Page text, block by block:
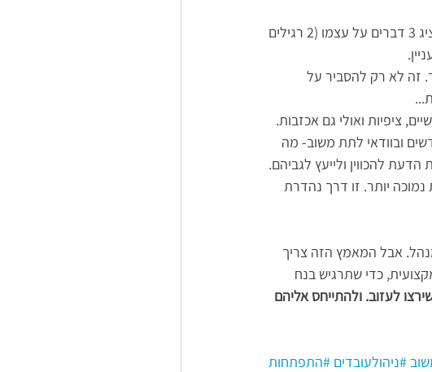
ישיבת צוות ראשונה- אפשר לעשות סבב הכרות קצר בניחוח אחר- כל אחד מציג 3 דברים על עצמו (2 רגילים
זה לא רק להסביר על
ציפיות ואולי גם אכזבות.
ובוודאי לתת משוב- מה
להכווין ולייעץ לגביהם.
יותר. זו דרך נהדרת
אבל המאמץ הזה צריך
כדי שתרגיש בנח
לעזוב. ולהתייחס אליהם
#ניהולעובדים #התפתחות